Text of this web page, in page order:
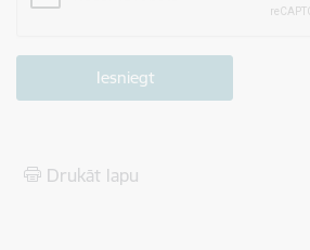
Drukāt lapu